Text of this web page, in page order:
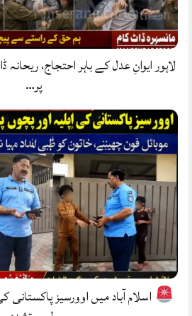
لاہور ایوانِ عدل کے باہر احتجاج،
پر…
اسلام آباد میں اوورسیز پاکستانی